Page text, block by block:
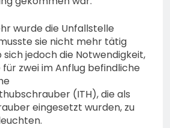
wurde die Unfallstelle
sie nicht mehr tätig
sich jedoch die Notwendigkeit,
zwei im Anflug befindliche
(ITH), die als
eingesetzt wurden, zu